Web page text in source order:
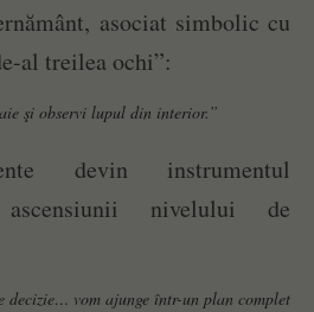
asociat simbolic cu
al treilea ochi”:
şi observi lupul din interior.”
devin instrumentul
nivelului de
decizie… vom ajunge într-un plan complet